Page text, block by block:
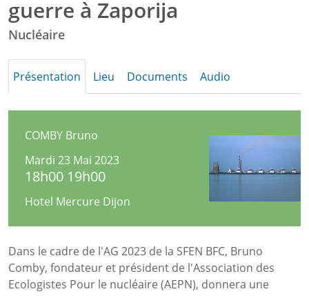
guerre à Zaporija
Nucléaire
Présentation Lieu Documents Audio
COMBY Bruno
Mardi 23 Mai 2023
18h00 19h00
Hotel Mercure Dijon
Dans le cadre de l'AG 2023 de la SFEN BFC, Bruno
Comby, fondateur et président de l'Association des
Ecologistes Pour le nucléaire (AEPN), donnera une